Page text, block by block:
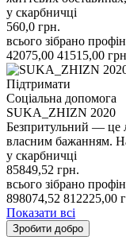
у скарбничці
560,0 грн.
всього зібрано
42075,00 41515,00
Підтримати
Соціальна допомога
SUKA_ZHIZN 2020
Безпритульний — це
власним бажанням.
у скарбничці
85849,52 грн.
всього зібрано
898074,52 812225,00
Показати всі
Зробити добро